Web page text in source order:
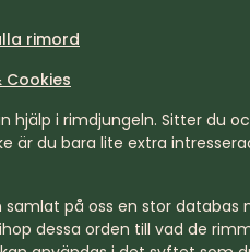
rimord
Cookies
hjälp i rimdjungeln. Sitter du
är du bara lite extra
samlat på oss en stor databas
dessa orden till vad de